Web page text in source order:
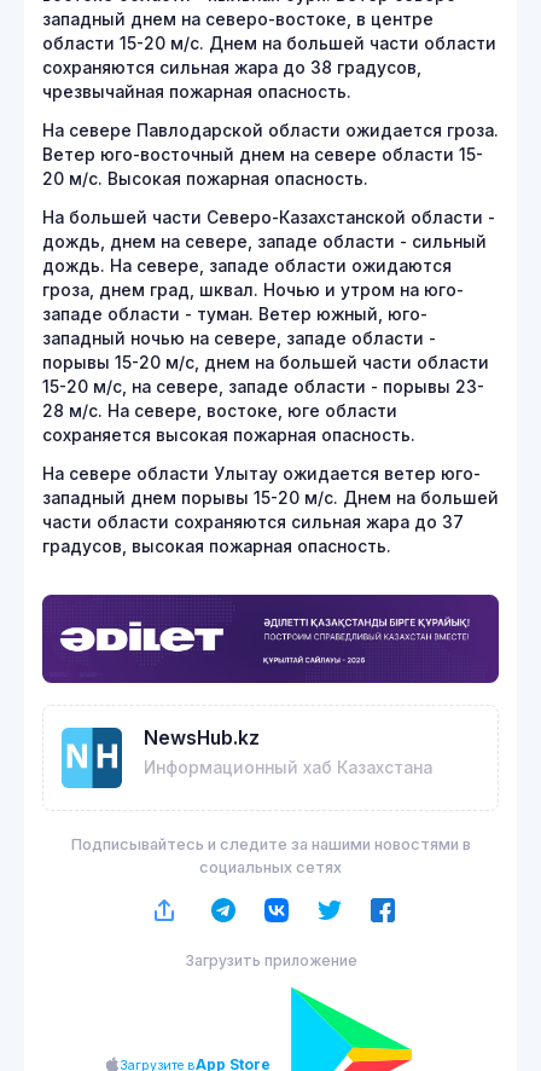
западный днем на северо-востоке, в центре
области 15-20 м/с. Днем на большей части области
сохраняются сильная жара до 38 градусов,
чрезвычайная пожарная опасность.
На севере Павлодарской области ожидается гроза.
Ветер юго-восточный днем на севере области 15-
20 м/с. Высокая пожарная опасность.
На большей части Северо-Казахстанской области -
дождь, днем на севере, западе области - сильный
дождь. На севере, западе области ожидаются
гроза, днем град, шквал. Ночью и утром на юго-
западе области - туман. Ветер южный, юго-
западный ночью на севере, западе области -
порывы 15-20 м/с, днем на большей части области
15-20 м/с, на севере, западе области - порывы 23-
28 м/с. На севере, востоке, юге области
сохраняется высокая пожарная опасность.
На севере области Улытау ожидается ветер юго-
западный днем порывы 15-20 м/с. Днем на большей
части области сохраняются сильная жара до 37
градусов, высокая пожарная опасность.
NewsHub.kz
Информационный хаб Казахстана
Подписывайтесь и следите за нашими новостями в
социальных сетях
Загрузить приложение
Загрузите вApp Store